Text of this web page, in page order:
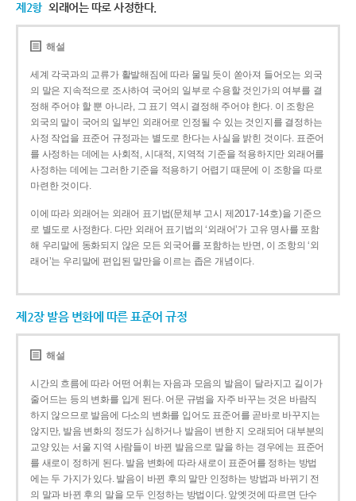
제2항 외래어는 따로 사정한다.
해설
세계 각국과의 교류가 활발해짐에 따라 물밀 듯이 쏟아져 들어오는 외국
의 말은 지속적으로 조사하여 국어의 일부로 수용할 것인가의 여부를 결
정해 주어야 할 뿐 아니라, 그 표기 역시 결정해 주어야 한다. 이 조항은
외국의 말이 국어의 일부인 외래어로 인정될 수 있는 것인지를 결정하는
사정 작업을 표준어 규정과는 별도로 한다는 사실을 밝힌 것이다. 표준어
를 사정하는 데에는 사회적, 시대적, 지역적 기준을 적용하지만 외래어를
사정하는 데에는 그러한 기준을 적용하기 어렵기 때문에 이 조항을 따로
마련한 것이다.
이에 따라 외래어는 외래어 표기법(문체부 고시 제2017-14호)을 기준으
로 별도로 사정한다. 다만 외래어 표기법의 ‘외래어’가 고유 명사를 포함
해 우리말에 동화되지 않은 모든 외국어를 포함하는 반면, 이 조항의 ‘외
래어’는 우리말에 편입된 말만을 이르는 좁은 개념이다.
제2장 발음 변화에 따른 표준어 규정
해설
시간의 흐름에 따라 어떤 어휘는 자음과 모음의 발음이 달라지고 길이가
줄어드는 등의 변화를 입게 된다. 어문 규범을 자주 바꾸는 것은 바람직
하지 않으므로 발음에 다소의 변화를 입어도 표준어를 곧바로 바꾸지는
않지만, 발음 변화의 정도가 심하거나 발음이 변한 지 오래되어 대부분의
교양 있는 서울 지역 사람들이 바뀐 발음으로 말을 하는 경우에는 표준어
를 새로이 정하게 된다. 발음 변화에 따라 새로이 표준어를 정하는 방법
에는 두 가지가 있다. 발음이 바뀐 후의 말만 인정하는 방법과 바뀌기 전
의 말과 바뀐 후의 말을 모두 인정하는 방법이다. 앞엣것에 따르면 단수